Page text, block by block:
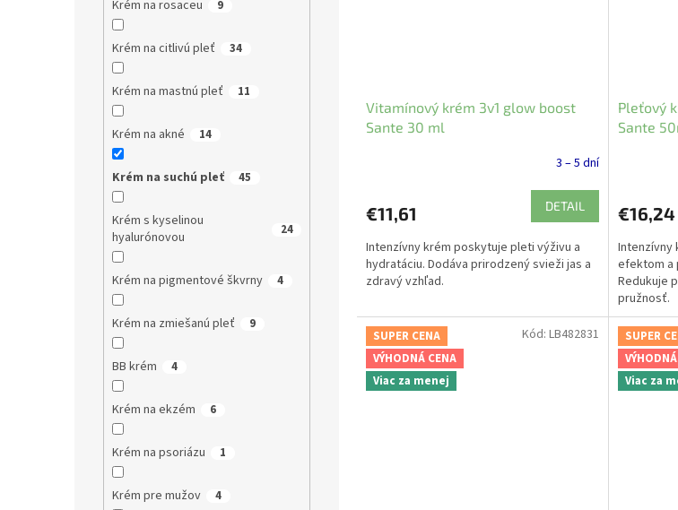
Krém na rosaceu 9
Krém na citlivú pleť 34
Krém na mastnú pleť 11
Krém na akné 14
Krém na suchú pleť 45
Krém s kyselinou
hyalurónovou
24
Krém na pigmentové škvrny 4
Krém na zmiešanú pleť 9
BB krém 4
Krém na ekzém 6
Krém na psoriázu 1
Krém pre mužov 4
Vitamínový krém 3v1 glow boost
Sante 30 ml
3 – 5 dní
€11,61 DETAIL
Intenzívny krém poskytuje pleti výživu a
hydratáciu. Dodáva prirodzený svieži jas a
zdravý vzhľad.
Pleťový
Sante
€16,24
Intenzívny
efektom a
Redukuje
pružnosť.
SUPER CENA
VÝHODNÁ CENA
Viac za menej
Kód: LB482831
SUPER
Viac za